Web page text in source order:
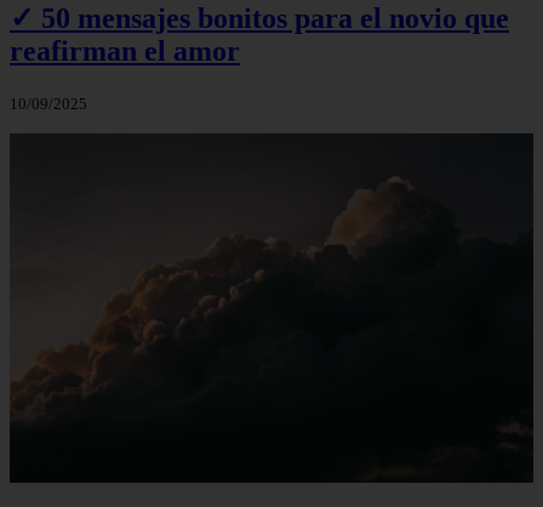
✓ 50 mensajes bonitos para el novio que
reafirman el amor
10/09/2025